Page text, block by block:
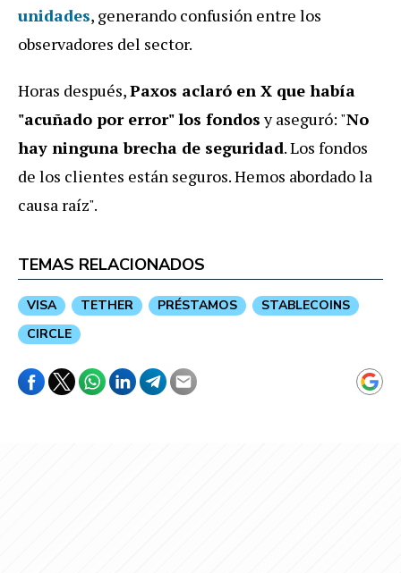
unidades, generando confusión entre los
observadores del sector.
Horas después,Paxos aclaró en X que había
"acuñado por error" los fondosy aseguró: "No
hay ninguna brecha de seguridad. Los fondos
de los clientes están seguros. Hemos abordado la
causa raíz".
TEMAS RELACIONADOS
VISA TETHER PRÉSTAMOS
STABLECOINS
CIRCLE